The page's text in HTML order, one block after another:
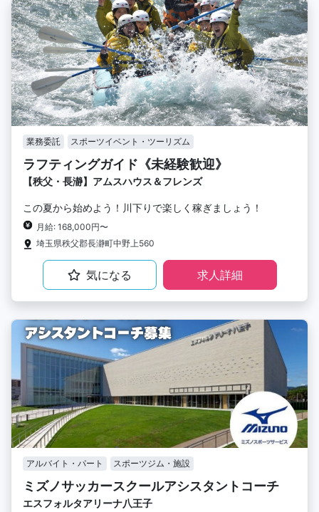
業務委託 スポーツイベント・ツーリズム
ラフティングガイド《未経験歓迎》
【秩父・長瀞】アムスハウス＆フレンズ
この夏から始めよう！川下りで楽しく稼ぎましょう！
月給: 168,000円〜
埼玉県秩父郡長瀞町中野上560
気になる 求人詳細
アルバイト・パート スポーツジム・施設
ミズノサッカースクールアシスタントコーチ
エスフォルタアリーナ八王子